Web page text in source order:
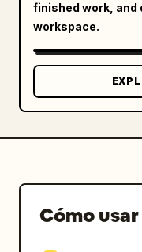
finished work, and
workspace.
Cómo